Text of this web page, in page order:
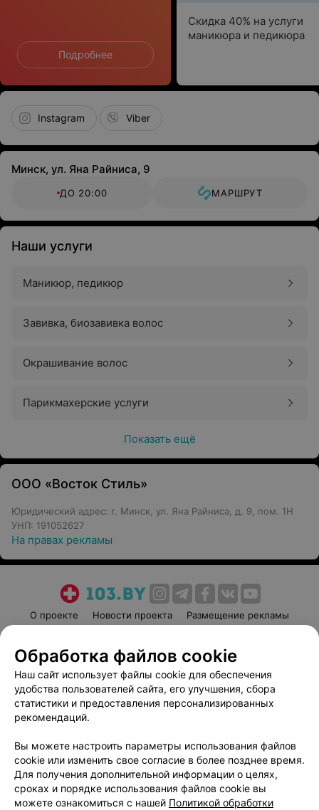
Подробнее
Скидка 40% на услуги
маникюра и педикюра
Instagram Viber
Минск, ул. Яна Райниса, 9
ДО 20:00 МАРШРУТ
Наши услуги
Маникюр, педикюр
Завивка, биозавивка волос
Окрашивание волос
Парикмахерские услуги
Показать ещё
ООО «Восток Стиль»
Юридический адрес: г. Минск, ул. Яна Райниса, д. 9, пом. 1Н
УНП: 191052627
На правах рекламы
О проекте Новости проекта
Размещение рекламы
Пользовательское соглашение
Способы оплаты
Вакансии
Партнеры
Написать руководителю 103.by
Обработка персональных данных
Обработка файлов cookie
Наш сайт использует файлы cookie для обеспечения
удобства пользователей сайта, его улучшения, сбора
статистики и предоставления персонализированных
рекомендаций.
Вы можете настроить параметры использования файлов
cookie или изменить свое согласие в более позднее время.
Для получения дополнительной информации о целях,
сроках и порядке использования файлов cookie вы
можете ознакомиться с нашей Политикой обработки